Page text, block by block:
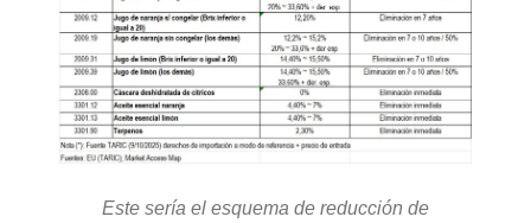
Este sería el esquema de reducción de